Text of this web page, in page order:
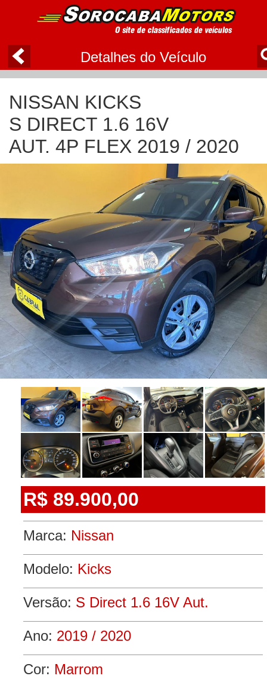
Detalhes do Veículo
NISSAN KICKS
S DIRECT 1.6 16V
AUT. 4P FLEX 2019 / 2020
R$ 89.900,00
Marca: Nissan
Modelo: Kicks
Versão: S Direct 1.6 16V Aut.
Ano: 2019 / 2020
Cor: Marrom